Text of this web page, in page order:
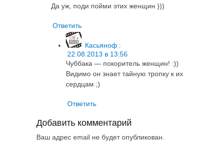
Да уж, поди пойми этих женщин )))
Ответить
Касьяноф :
22.08.2013 в 13:56
Чуббака — покоритель женщин! :))
Видимо он знает тайную тропку к их
сердцам ;)
Ответить
Добавить комментарий
Ваш адрес email не будет опубликован.